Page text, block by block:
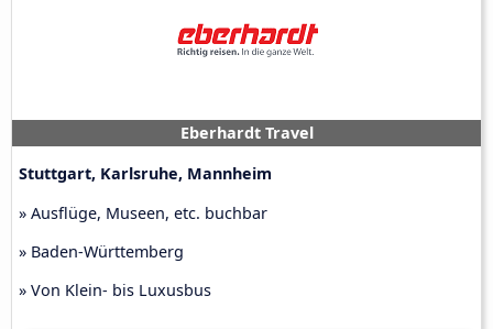
Eberhardt Travel
Stuttgart, Karlsruhe, Mannheim
» Ausflüge, Museen, etc. buchbar
» Baden-Württemberg
» Von Klein- bis Luxusbus